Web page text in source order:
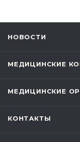
НОВОСТИ
МЕДИЦИНСКИЕ
МЕДИЦИНСКИЕ
КОНТАКТЫ